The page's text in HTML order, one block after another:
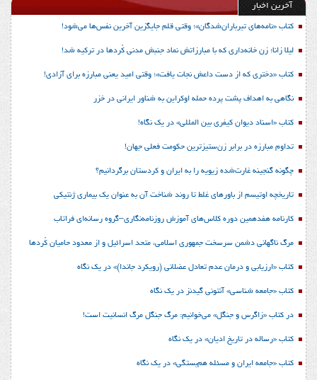
آخرین اخبار
کتاب «نامه‌های تیرباران‌شدگان»؛ وقتی قلم جایگزین آخرین نفس‌ها می‌شود!
لیلا زانا؛ زن خانه‌داری که با مبارزاتش نماد جنبش مدنی کُردها در ترکیه شد!
کتاب «دختری که از دست داعش نجات یافت»؛ وقتی امید یعنی مبارزه برای آزادی!
نگاهی به اهداف پشت پرده حمله اوکراین به شناور ایرانی در خزر
کتاب «اسناد دیوان کیفری بین المللی» در یک نگاه!
تداوم مبارزه در برابر زن‌ستیزترین حکومت فعلی جهان!
چگونه گنجینه غارت‌شده زیویه را به ایران و کردستان برگردانیم؟
تاریخچه اوتیسم از باورهای غلط تا روند شناخت آن به عنوان یک بیماری ژنتیکی
کارنامه هفدهمین دوره کلاس‌های آموزش روزنامه‌نگاری–گروه رسانه‌ای فراتاب
مرگ ناگهانی دشمن سرسخت جمهوری اسلامی، متحد اسرائیل و از معدود حامیان کُردها
کتاب «ارزیابی و درمان عدم تعادل عضلانی (رویکرد جاندا)» در یک نگاه
کتاب «جامعه شناسی» آنتونی گیدنز در یک نگاه
در کتاب «زاگرس و جنگل» می‌خوانیم: مرگ جنگل مرگ انسانیت است!
کتاب «رساله در تاریخ ادیان» در یک نگاه
کتاب «جامعه ایران و مسئله هم‌بستگی» در یک نگاه